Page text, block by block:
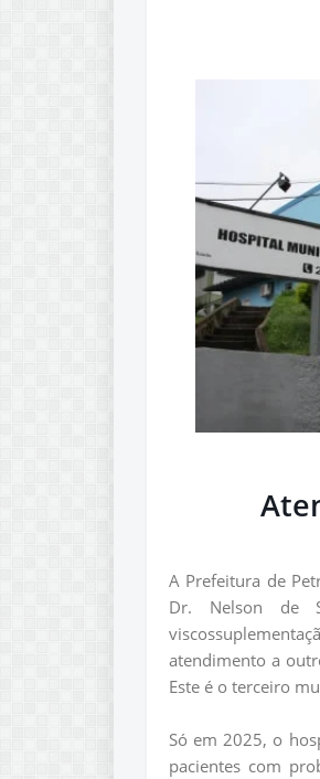
A Prefeitura de
Dr. Nelson de
atendimento a
Este é o terceiro
Só em 2025, o
pacientes com